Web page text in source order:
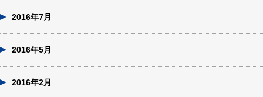
2016年7月
2016年5月
2016年2月